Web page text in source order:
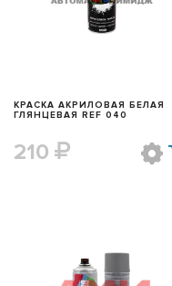
КРАСКА АКРИЛОВАЯ БЕЛАЯ
ГЛЯНЦЕВАЯ REF 040
210